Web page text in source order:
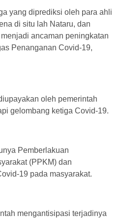
yang diprediksi oleh para ahli
di situ lah Nataru, dan
ancaman peningkatan
Penanganan Covid-19,
oleh pemerintah
gelombang ketiga Covid-19.
Pemberlakuan
(PPKM) dan
19 pada masyarakat.
mengantisipasi terjadinya